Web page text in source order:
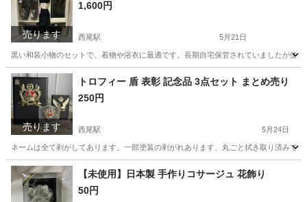
売ります
1,600円
西尾駅 5月21日
黒い和装小物のセットで、着物や浴衣に最適です。長期自宅保管されていましたが使
愛知 西尾市 着物 和装小物
売ります
トロフィー 盾 表彰 記念品 3点セット まとめ売り
250円
西尾駅 5月24日
ネームは全て剥がしてあります。一部塗装の剥がれあります、丸ごと拭き取り済みで
愛知 西尾市 西尾駅 インテリア雑貨/小物 トロフィー
【未使用】日本製 手作りコサージュ 花飾り
50円